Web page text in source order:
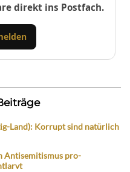
direkt ins Postfach.
Land): Korrupt sind natürlich
Antisemitismus pro-